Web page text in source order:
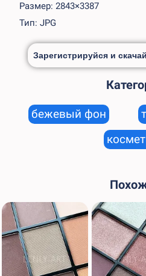
Размер: 2843×3387
Тип: JPG
Зарегистрируйся и
бежевый фон